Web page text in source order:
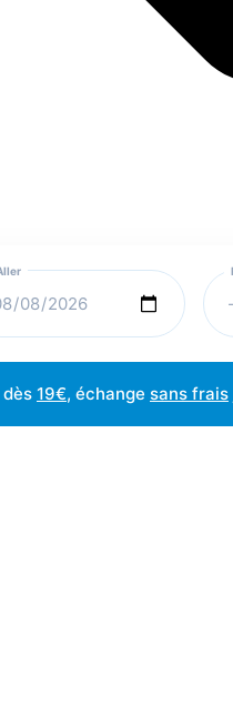
dès 19€, échange sans frais